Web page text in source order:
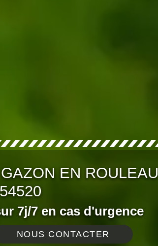
EN ROULEAU
7j/7 en cas d'urgence
NOUS CONTACTER